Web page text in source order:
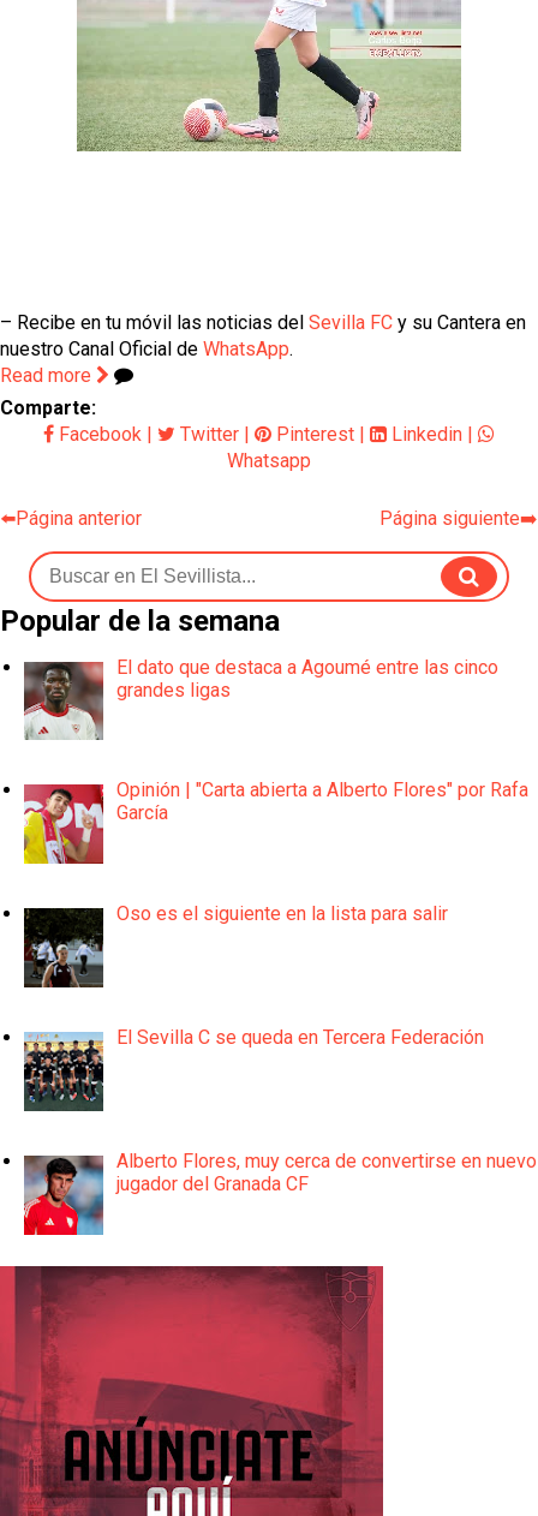
– Recibe en tu móvil las noticias del Sevilla FC y su Cantera en
nuestro Canal Oficial de WhatsApp.
Read more
Comparte:
Facebook
Twitter Pinterest Linkedin
Whatsapp
⬅️Página anterior Página siguiente➡️
Popular de la semana
El dato que destaca a Agoumé entre las cinco
grandes ligas
Opinión | "Carta abierta a Alberto Flores" por Rafa
García
Oso es el siguiente en la lista para salir
El Sevilla C se queda en Tercera Federación
Alberto Flores, muy cerca de convertirse en nuevo
jugador del Granada CF